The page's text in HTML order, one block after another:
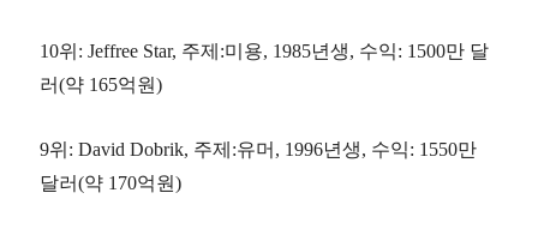
10위: Jeffree Star, 주제:미용, 1985년생, 수익: 1500만 달
러(약 165억원)
9위: David Dobrik, 주제:유머, 1996년생, 수익: 1550만
달러(약 170억원)